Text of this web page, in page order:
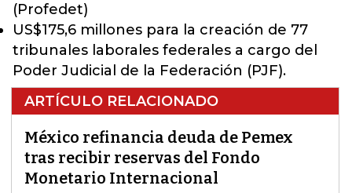
(Profedet)
US$175,6 millones para la creación de 77
tribunales laborales federales a cargo del
Poder Judicial de la Federación (PJF).
ARTÍCULO RELACIONADO
México refinancia deuda de Pemex
tras recibir reservas del Fondo
Monetario Internacional